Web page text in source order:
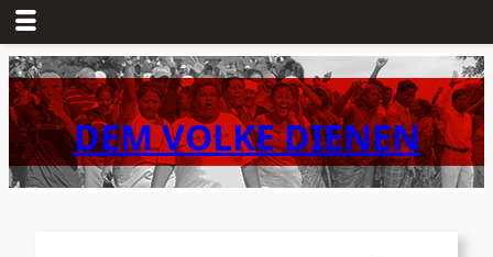
Zum
Inhalt
springenDEM VOLKE DIENEN